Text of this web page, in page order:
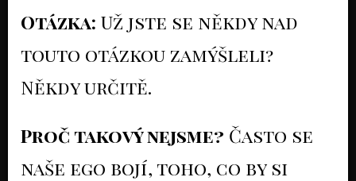
Otázka: Už jste se někdy nad
touto otázkou zamýšleli?
Někdy určitě.
Proč takový nejsme? Často se
naše ego bojí, toho, co by si